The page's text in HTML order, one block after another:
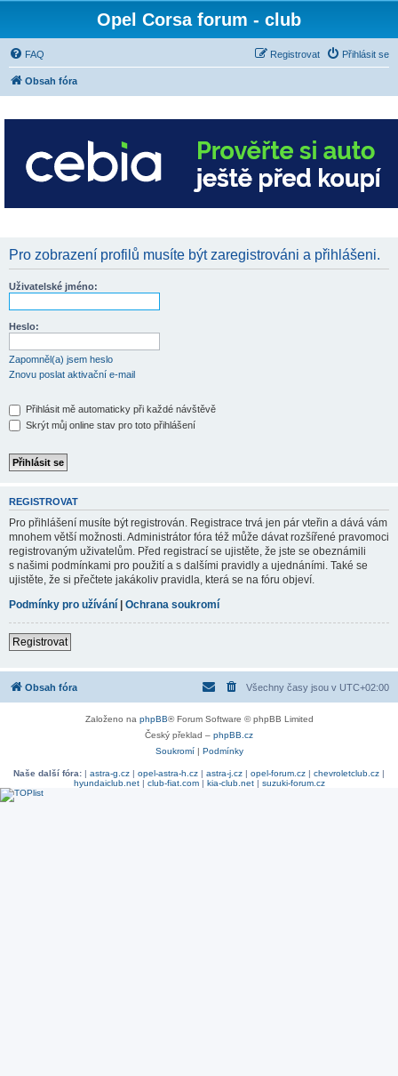
Opel Corsa forum - club
FAQ Přihlásit se
Registrovat
Obsah fóra
Pro zobrazení profilů musíte být zaregistrováni a přihlášeni.
Uživatelské jméno:
Heslo:
Zapomněl(a) jsem heslo
Znovu poslat aktivační e-mail
Přihlásit mě automaticky při každé návštěvě
Skrýt můj online stav pro toto přihlášení
REGISTROVAT
Pro přihlášení musíte být registrován. Registrace trvá jen pár vteřin a dává vám
mnohem větší možnosti. Administrátor fóra též může dávat rozšířené pravomoci
registrovaným uživatelům. Před registrací se ujistěte, že jste se obeznámili
s našimi podmínkami pro použití a s dalšími pravidly a ujednáními. Také se
ujistěte, že si přečtete jakákoliv pravidla, která se na fóru objeví.
Podmínky pro užívání | Ochrana soukromí
Registrovat
Obsah fóra Všechny časy jsou v UTC+02:00
Založeno na phpBB® Forum Software © phpBB Limited
Český překlad – phpBB.cz
Soukromí| Podmínky
Naše další fóra: | astra-g.cz | opel-astra-h.cz | astra-j.cz | opel-forum.cz | chevroletclub.cz |
hyundaiclub.net| club-fiat.com| kia-club.net| suzuki-forum.cz